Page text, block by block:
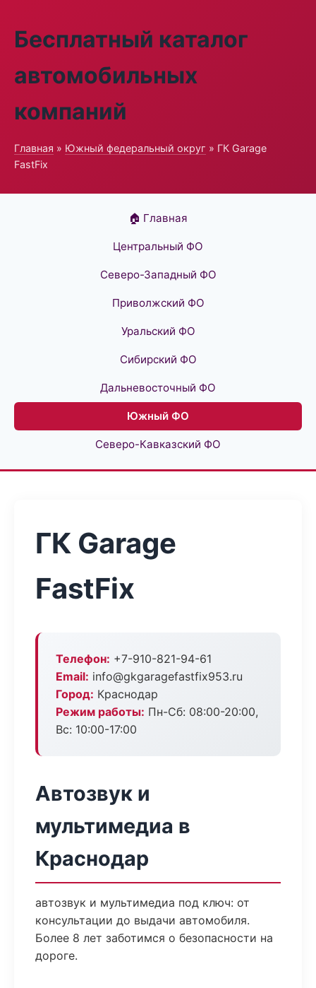
Бесплатный каталог
автомобильных
компаний
Главная » Южный федеральный округ » ГК Garage
FastFix
🏠 Главная
Центральный ФО
Северо-Западный ФО
Приволжский ФО
Уральский ФО
Сибирский ФО
Дальневосточный ФО
Южный ФО
Северо-Кавказский ФО
ГК Garage
FastFix
Телефон: +7-910-821-94-61
Email: info@gkgaragefastfix953.ru
Город: Краснодар
Режим работы: Пн-Сб: 08:00-20:00,
Вс: 10:00-17:00
Автозвук и
мультимедиа в
Краснодар
автозвук и мультимедиа под ключ: от
консультации до выдачи автомобиля.
Более 8 лет заботимся о безопасности на
дороге.